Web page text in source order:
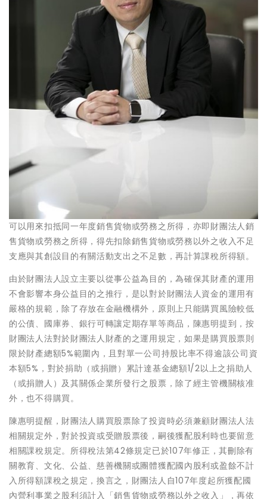
可以用來扣抵同一年度銷售貨物或勞務之所得，亦即財團法人銷
售貨物或勞務之所得，得先扣除銷售貨物或勞務以外之收入不足
支應與其創設目的有關活動支出之不足數，再計算課稅所得額。
由於財團法人設立主要以從事公益為目的，為確保其財產的運用
不會影響本身公益目的之推行，是以對於財團法人資金的運用有
嚴格的規範，除了存放在金融機構外，原則上只能購買風險較低
的公債、國庫券、銀行可轉讓定期存單等商品，陳惠明提到，按
財團法人法對於財團法人財產的之運用規定，如果是購買股票則
限於財產總額5%範圍內，且對單一公司持股比率不得逾該公司資
本額5%，對於捐助（或捐贈）累計達基金總額1/2以上之捐助人
（或捐贈人）及其關係企業所發行之股票，除了經主管機關核准
外，也不得購買。
陳惠明提醒，財團法人購買股票除了投資時必須兼顧財團法人法
相關規定外，對於投資或受贈股票後，嗣後獲配股利時也要留意
相關課稅規定。所得稅法第42條規定已於107年修正，其刪除有
關教育、文化、公益、慈善機關或團體獲配國內股利或盈餘不計
入所得額課稅之規定，換言之，財團法人自107年度起所獲配國
內營利事業之股利須計入「銷售貨物或勞務以外之收入」，再依